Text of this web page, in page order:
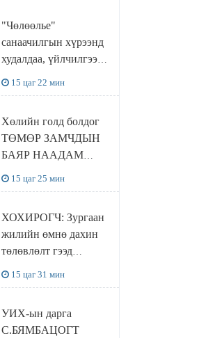
"Чөлөөлье"
санаачилгын хүрээнд
худалдаа, үйлчилгээ
болгох тогтоолын
төслийг баталлаа
15 цаг 22 мин
Хөлийн голд болдог
ТӨМӨР ЗАМЧДЫН
БАЯР НААДАМ
15 цаг 25 мин
ХОХИРОГЧ: Зургаан
жилийн өмнө дахин
төлөвлөлт гээд
байхгүй, орон сууц ч
байхгүй хаана
15 цаг 31 мин
УИХ-ын дарга
С.БЯМБАЦОГТ